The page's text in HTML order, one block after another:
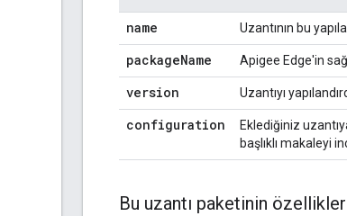
name Uzantının bu
packageName Apigee Edge'in
version Uzantıyı
configuration Eklediğiniz
başlıklı makaleyi
Bu uzantı paketinin